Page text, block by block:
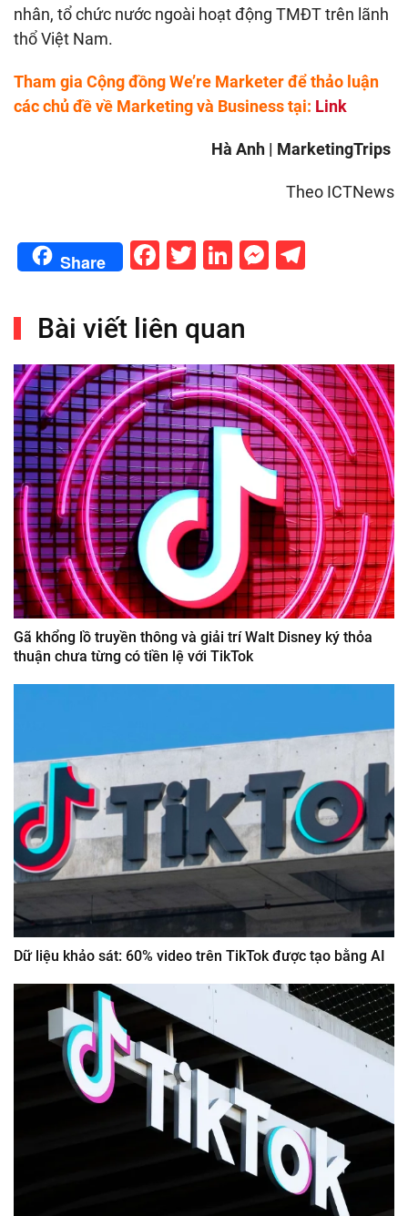
nhân, tổ chức nước ngoài hoạt động TMĐT trên lãnh
thổ Việt Nam.
Tham gia Cộng đồng We’re Marketer để thảo luận
các chủ đề về Marketing và Business tại: Link
Hà Anh | MarketingTrips
Theo ICTNews
Share Facebook
Twitter
LinkedIn
Bài viết liên quan
Gã khổng lồ truyền thông và giải trí Walt Disney ký thỏa
thuận chưa từng có tiền lệ với TikTok
Dữ liệu khảo sát: 60% video trên TikTok được tạo bằng AI